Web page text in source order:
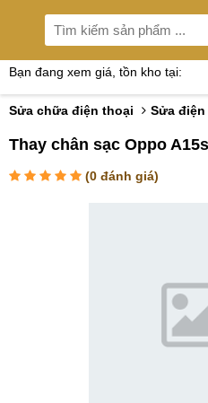
Bạn đang xem giá, tồn kho tại:
Sửa chữa điện thoại Sửa điện
Thay chân sạc Oppo A15s
(0 đánh giá)